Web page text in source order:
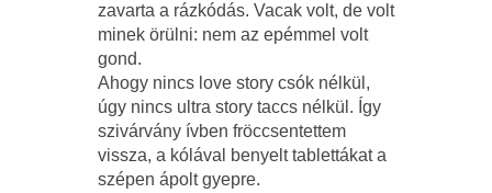
zavarta a rázkódás. Vacak volt, de volt
minek örülni: nem az epémmel volt
gond.
Ahogy nincs love story csók nélkül,
úgy nincs ultra story taccs nélkül. Így
szivárvány ívben fröccsentettem
vissza, a kólával benyelt tablettákat a
szépen ápolt gyepre.